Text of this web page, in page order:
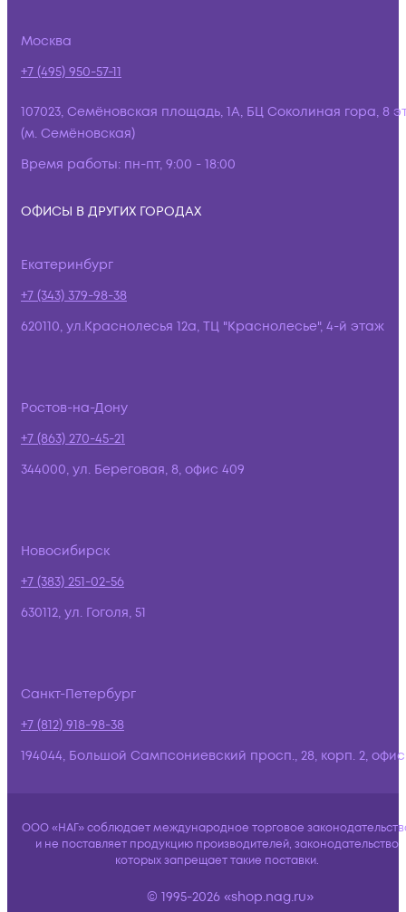
Москва
+7 (495) 950-57-11
107023, Семёновская площадь, 1А, БЦ Соколиная гора, 8
(м. Семёновская)
Время работы: пн-пт, 9:00 - 18:00
ОФИСЫ В ДРУГИХ ГОРОДАХ
Екатеринбург
+7 (343) 379-98-38
620110, ул.Краснолесья 12а, ТЦ "Краснолесье", 4-й этаж
Ростов-на-Дону
+7 (863) 270-45-21
344000, ул. Береговая, 8, офис 409
Новосибирск
+7 (383) 251-02-56
630112, ул. Гоголя, 51
Санкт-Петербург
+7 (812) 918-98-38
194044, Большой Сампсониевский просп., 28, корп. 2,
ООО «НАГ» соблюдает международное торговое
и не поставляет продукцию производителей, законодательство
которых запрещает такие поставки.
© 1995-2026 «shop.nag.ru»